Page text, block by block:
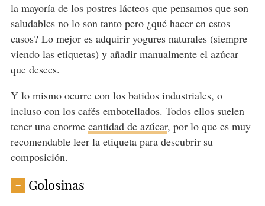
la mayoría de los postres lácteos que pensamos que son
saludables no lo son tanto pero ¿qué hacer en estos
casos? Lo mejor es adquirir yogures naturales (siempre
viendo las etiquetas) y añadir manualmente el azúcar
que desees.
Y lo mismo ocurre con los batidos industriales, o
incluso con los cafés embotellados. Todos ellos suelen
tener una enorme cantidad de azúcar, por lo que es muy
recomendable leer la etiqueta para descubrir su
composición.
+ Golosinas